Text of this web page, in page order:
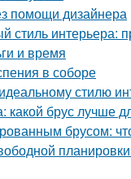
помощи дизайнера
стиль интерьера:
и время
в соборе
стилю
какой брус лучше
брусом: